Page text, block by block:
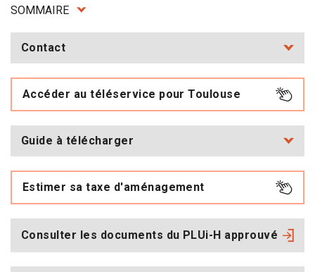
SOMMAIRE
Contact
Accéder au téléservice pour Toulouse
Guide à télécharger
Estimer sa taxe d'aménagement
Consulter les documents du PLUi-H approuvé